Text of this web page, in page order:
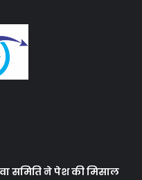
समिति ने पेश की मिसाल